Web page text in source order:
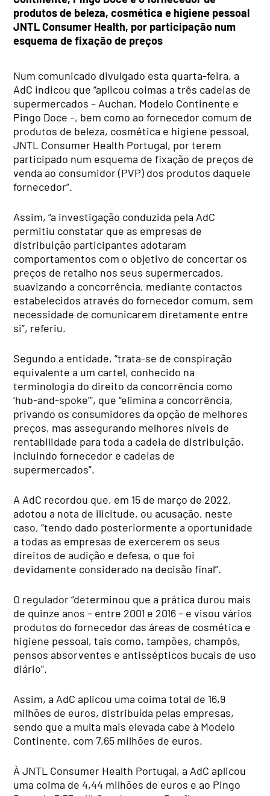
produtos de beleza, cosmética e higiene pessoal
JNTL Consumer Health, por participação num
esquema de fixação de preços
Num comunicado divulgado esta quarta-feira, a
AdC indicou que “aplicou coimas a três cadeias de
supermercados – Auchan, Modelo Continente e
Pingo Doce –, bem como ao fornecedor comum de
produtos de beleza, cosmética e higiene pessoal,
JNTL Consumer Health Portugal, por terem
participado num esquema de fixação de preços de
venda ao consumidor (PVP) dos produtos daquele
fornecedor”.
Assim, “a investigação conduzida pela AdC
permitiu constatar que as empresas de
distribuição participantes adotaram
comportamentos com o objetivo de concertar os
preços de retalho nos seus supermercados,
suavizando a concorrência, mediante contactos
estabelecidos através do fornecedor comum, sem
necessidade de comunicarem diretamente entre
si”, referiu.
Segundo a entidade, “trata-se de conspiração
equivalente a um cartel, conhecido na
terminologia do direito da concorrência como
‘hub-and-spoke’”, que “elimina a concorrência,
privando os consumidores da opção de melhores
preços, mas assegurando melhores níveis de
rentabilidade para toda a cadeia de distribuição,
incluindo fornecedor e cadeias de
supermercados”.
A AdC recordou que, em 15 de março de 2022,
adotou a nota de ilicitude, ou acusação, neste
caso, “tendo dado posteriormente a oportunidade
a todas as empresas de exercerem os seus
direitos de audição e defesa, o que foi
devidamente considerado na decisão final”.
O regulador “determinou que a prática durou mais
de quinze anos – entre 2001 e 2016 – e visou vários
produtos do fornecedor das áreas de cosmética e
higiene pessoal, tais como, tampões, champôs,
pensos absorventes e antissépticos bucais de uso
diário”.
Assim, a AdC aplicou uma coima total de 16,9
milhões de euros, distribuída pelas empresas,
sendo que a multa mais elevada cabe à Modelo
Continente, com 7,65 milhões de euros.
À JNTL Consumer Health Portugal, a AdC aplicou
uma coima de 4,44 milhões de euros e ao Pingo